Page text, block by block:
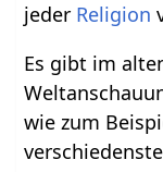
jeder Religion
Es gibt im
wie zum